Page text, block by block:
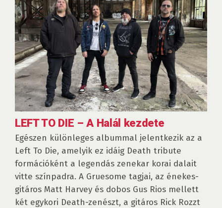
LEFT TO DIE – A Halál kezdete
Egészen különleges albummal jelentkezik az a
Left To Die, amelyik ez idáig Death tribute
formációként a legendás zenekar korai dalait
vitte színpadra. A Gruesome tagjai, az énekes-
gitáros Matt Harvey és dobos Gus Rios mellett
két egykori Death-zenészt, a gitáros Rick Rozzt